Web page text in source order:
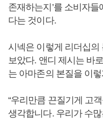
존재하는지’를 소비자
다는 것이다.
시넥은 이렇게 리더십의
보았다. 앤디 제시는 바
는 아마존의 본질을 이
“우리만큼 끈질기게 고
생각합니다. 우리가 수